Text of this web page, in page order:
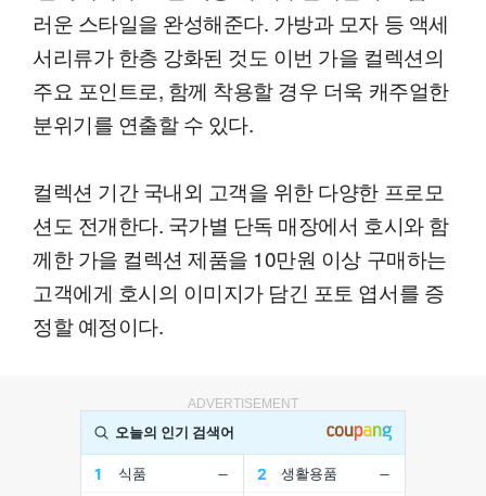
러운 스타일을 완성해준다. 가방과 모자 등 액세
서리류가 한층 강화된 것도 이번 가을 컬렉션의
주요 포인트로, 함께 착용할 경우 더욱 캐주얼한
분위기를 연출할 수 있다.
컬렉션 기간 국내외 고객을 위한 다양한 프로모
션도 전개한다. 국가별 단독 매장에서 호시와 함
께한 가을 컬렉션 제품을 10만원 이상 구매하는
고객에게 호시의 이미지가 담긴 포토 엽서를 증
정할 예정이다.
ADVERTISEMENT